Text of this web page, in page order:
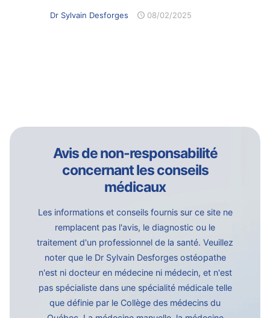
Dr Sylvain Desforges 08/02/2025
Avis de non-responsabilité
concernant les conseils
médicaux
Les informations et conseils fournis sur ce site ne
remplacent pas l'avis, le diagnostic ou le
traitement d'un professionnel de la santé. Veuillez
noter que le Dr Sylvain Desforges ostéopathe
n'est ni docteur en médecine ni médecin, et n'est
pas spécialiste dans une spécialité médicale telle
que définie par le Collège des médecins du